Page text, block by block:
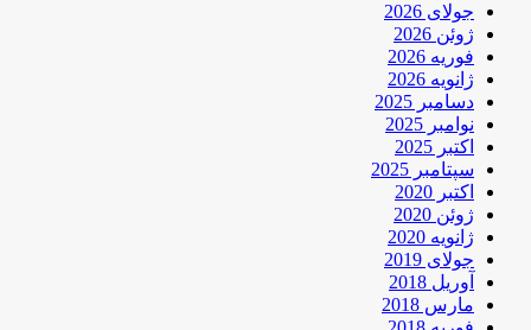
جولای 2026
ژوئن 2026
فوریه 2026
ژانویه 2026
دسامبر 2025
نوامبر 2025
اکتبر 2025
سپتامبر 2025
اکتبر 2020
ژوئن 2020
ژانویه 2020
جولای 2019
آوریل 2018
مارس 2018